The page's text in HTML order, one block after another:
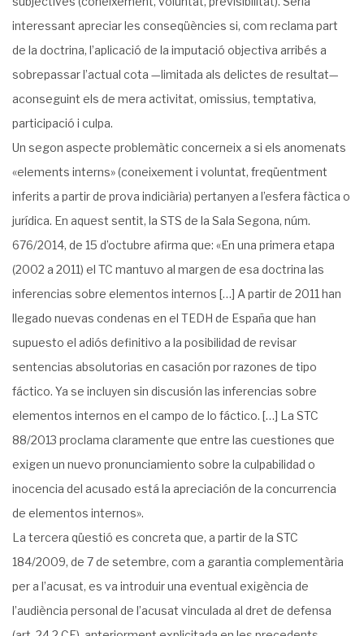
interessant apreciar les conseqüències si, com reclama part
de la doctrina, l’aplicació de la imputació objectiva arribés a
sobrepassar l’actual cota —limitada als delictes de resultat—
aconseguint els de mera activitat, omissius, temptativa,
participació i culpa.
Un segon aspecte problemàtic concerneix a si els anomenats
«elements interns» (coneixement i voluntat, freqüentment
inferits a partir de prova indiciària) pertanyen a l’esfera fàctica o
jurídica. En aquest sentit, la STS de la Sala Segona, núm.
676/2014, de 15 d’octubre afirma que: «En una primera etapa
(2002 a 2011) el TC mantuvo al margen de esa doctrina las
inferencias sobre elementos internos […] A partir de 2011 han
llegado nuevas condenas en el TEDH de España que han
supuesto el adiós definitivo a la posibilidad de revisar
sentencias absolutorias en casación por razones de tipo
fáctico. Ya se incluyen sin discusión las inferencias sobre
elementos internos en el campo de lo fáctico. […] La STC
88/2013 proclama claramente que entre las cuestiones que
exigen un nuevo pronunciamiento sobre la culpabilidad o
inocencia del acusado está la apreciación de la concurrencia
de elementos internos».
La tercera qüestió es concreta que, a partir de la STC
184/2009, de 7 de setembre, com a garantia complementària
per a l’acusat, es va introduir una eventual exigència de
l’audiència personal de l’acusat vinculada al dret de defensa